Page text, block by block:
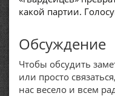
какой партии.
Обсуждение
Чтобы обсудить
или просто
нас весело и всем